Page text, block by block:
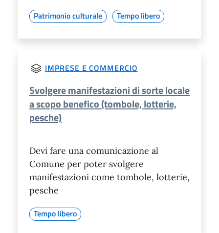
Patrimonio culturale Tempo libero
IMPRESE E COMMERCIO
Svolgere manifestazioni di sorte locale
a scopo benefico (tombole, lotterie,
pesche)
Devi fare una comunicazione al
Comune per poter svolgere
manifestazioni come tombole, lotterie,
pesche
Tempo libero